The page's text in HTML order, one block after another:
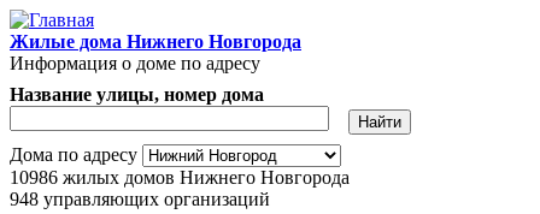
Перейти к основному содержанию
Жилые дома Нижнего Новгорода
Информация о доме по адресу
Адрес дома
Название улицы, номер дома
Дома по адресу
10986 жилых домов Нижнего Новгорода
948 управляющих организаций